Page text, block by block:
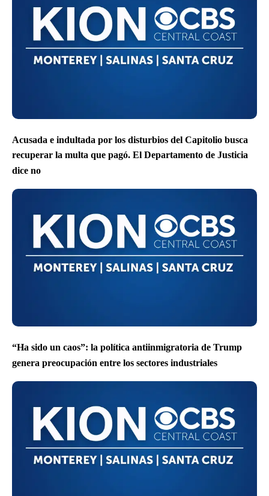
Acusada e indultada por los disturbios del Capitolio busca
recuperar la multa que pagó. El Departamento de Justicia
dice no
“Ha sido un caos”: la política antiinmigratoria de Trump
genera preocupación entre los sectores industriales